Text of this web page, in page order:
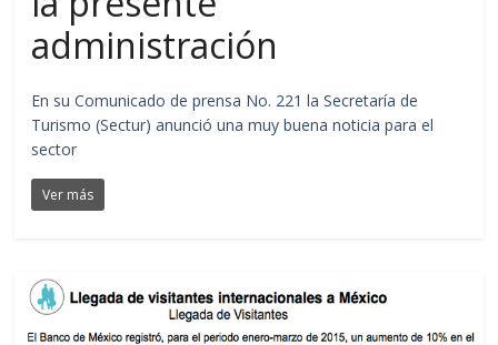
administración
En su Comunicado de prensa No. 221 la Secretaría de
Turismo (Sectur) anunció una muy buena noticia para el
sector
Ver más